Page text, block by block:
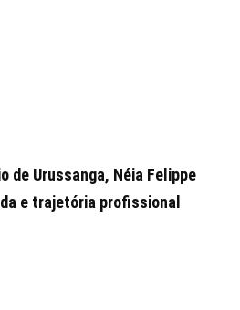
de Urussanga, Néia Felippe
e trajetória profissional